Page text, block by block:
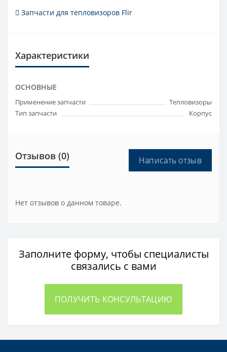
Запчасти для тепловизоров Flir
Характеристики
ОСНОВНЫЕ
Применение запчасти
Тепловизоры
Тип запчасти
Корпус
Отзывов (0) Написать отзыв
Нет отзывов о данном товаре.
Заполните форму, чтобы специалисты
связались с вами
ПОЛУЧИТЬ КОНСУЛЬТАЦИЮ